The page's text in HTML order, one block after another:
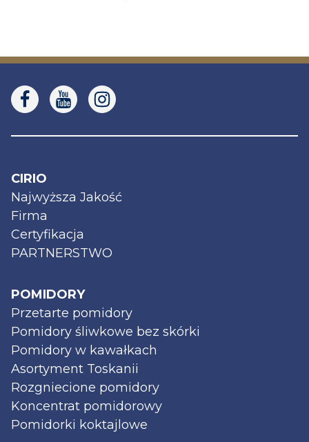
CIRIO
Najwyższa Jakość
Firma
Certyfikacja
PARTNERSTWO
POMIDORY
Przetarte pomidory
Pomidory śliwkowe bez skórki
Pomidory w kawałkach
Asortyment Toskanii
Rozgniecione pomidory
Koncentrat pomidorowy
Pomidorki koktajlowe